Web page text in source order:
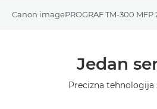
Canon imagePROGRAF TM-300 MFP
Jedan
Precizna tehnologija